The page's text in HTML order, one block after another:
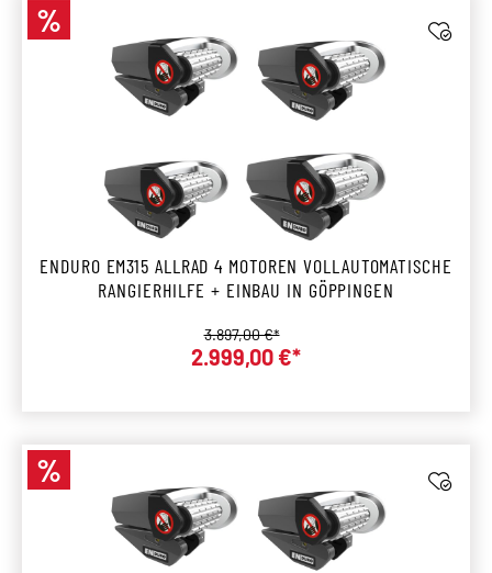
Rabatt
%
ENDURO EM315 ALLRAD 4 MOTOREN VOLLAUTOMATISCHE
RANGIERHILFE + EINBAU IN GÖPPINGEN
Verkaufspreis:
2.999,00 €*
Regulärer Preis:
3.897,00 €*
Rabatt
%